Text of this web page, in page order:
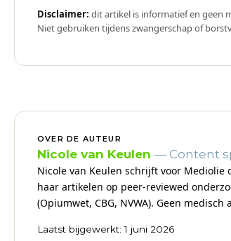
Disclaimer: dit artikel is informatief en geen
Niet gebruiken tijdens zwangerschap of
OVER DE AUTEUR
Nicole van Keulen — Content
Nicole van Keulen schrijft voor Mediolie
haar artikelen op peer-reviewed
(Opiumwet, CBG, NVWA). Geen
Laatst bijgewerkt: 1 juni 2026